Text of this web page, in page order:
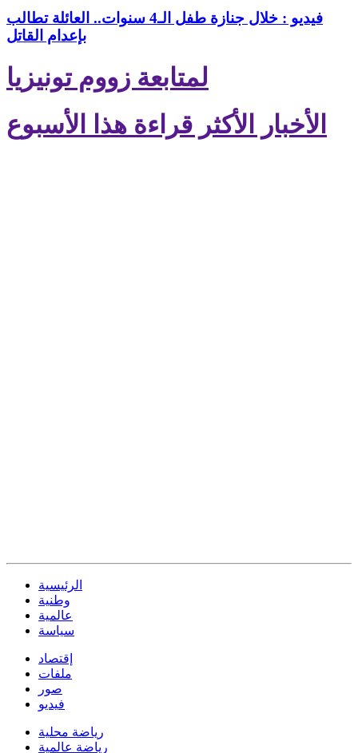
فيديو : خلال جنازة طفل الـ4 سنوات.. العائلة تطالب
بإعدام القاتل
لمتابعة زووم تونيزيا
الأخبار الأكثر قراءة هذا الأسبوع
الرئيسية
وطنية
عالمية
سياسة
إقتصاد
ملفات
صور
فيديو
رياضة محلية
رياضة عالمية